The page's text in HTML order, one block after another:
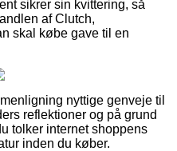
sikrer sin kvittering, så
af Clutch,
skal købe gave til en
nyttige genveje til
reflektioner og på grund
tolker internet shoppens
inden du køber.